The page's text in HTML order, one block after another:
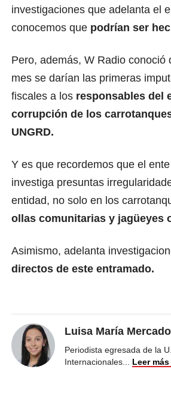
investigaciones que adelanta el
conocemos que podrían ser
Pero, además, W Radio conoció
mes se darían las primeras
fiscales a los responsables del
corrupción de los
UNGRD.
Y es que recordemos que el
investiga presuntas
entidad, no solo en los
ollas comunitarias y jagüeyes
Asimismo, adelanta
directos de este entramado.
Luisa María Mercado
Periodista egresada de la
Internacionales
Leer más